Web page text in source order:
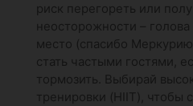
риск перегореть или
неосторожности –
место (спасибо
стать частыми гостями,
тормозить. Выбирай
тренировки (HIIT), чтобы